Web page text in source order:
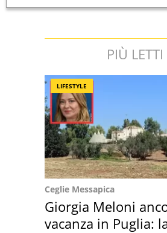
PIÙ LETTI
LIFESTYLE
Ceglie Messapica
Giorgia Meloni
vacanza in Puglia: